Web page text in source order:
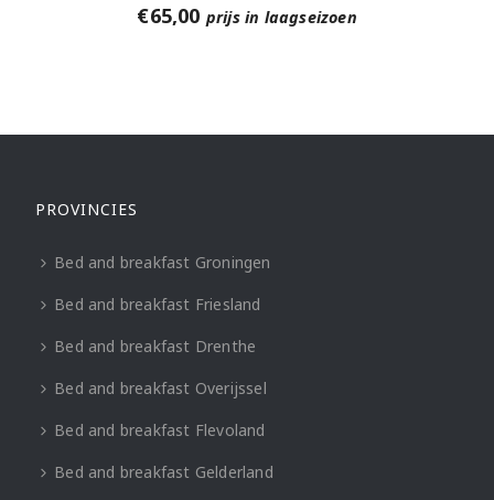
€65,00 prijs in laagseizoen
PROVINCIES
Bed and breakfast Groningen
Bed and breakfast Friesland
Bed and breakfast Drenthe
Bed and breakfast Overijssel
Bed and breakfast Flevoland
Bed and breakfast Gelderland